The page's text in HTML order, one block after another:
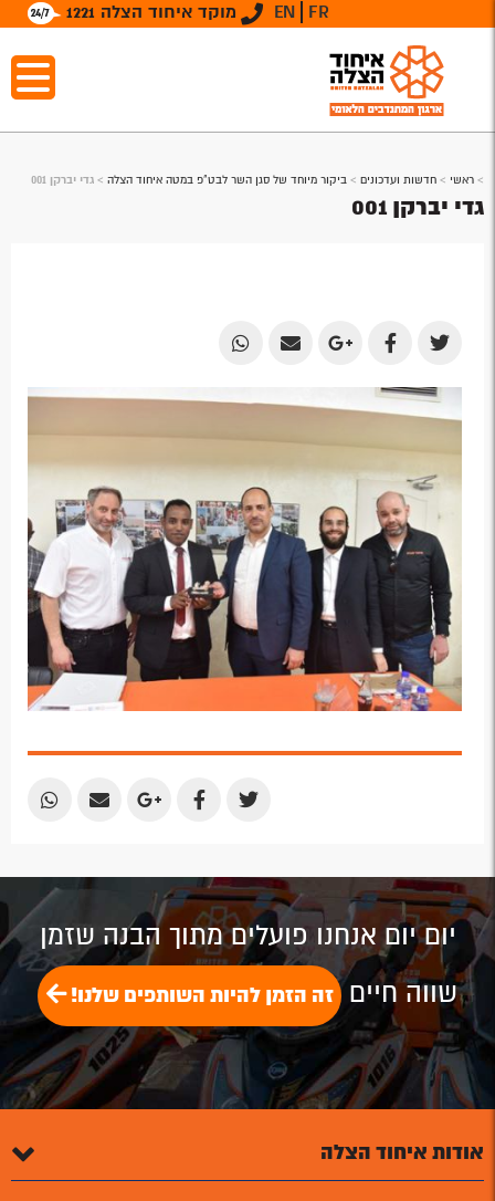
מוקד איחוד הצלה 1221 EN FR
> ראשי > חדשות ועדכונים > ביקור מיוחד של סגן השר לבט"פ במטה איחוד הצלה > גדי יברקן 001
גדי יברקן 001
Share
on
Twitter
Share
on
Facebook
Share
Google
Share
Share
Share
Share
Share
Share
Share
יום יום אנחנו פועלים מתוך הבנה שזמן
שווה חיים זה הזמן להיות השותפים שלנו!
אודות איחוד הצלה